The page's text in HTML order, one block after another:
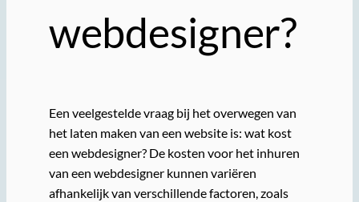
webdesigner?
Een veelgestelde vraag bij het overwegen van
het laten maken van een website is: wat kost
een webdesigner? De kosten voor het inhuren
van een webdesigner kunnen variëren
afhankelijk van verschillende factoren, zoals